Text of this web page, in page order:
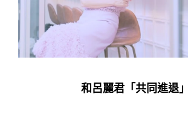
和呂麗君「共同進退」